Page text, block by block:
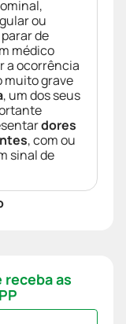
ou
de
médico
a ocorrência
muito grave
, um dos seus
dores
, com ou
sinal de
as